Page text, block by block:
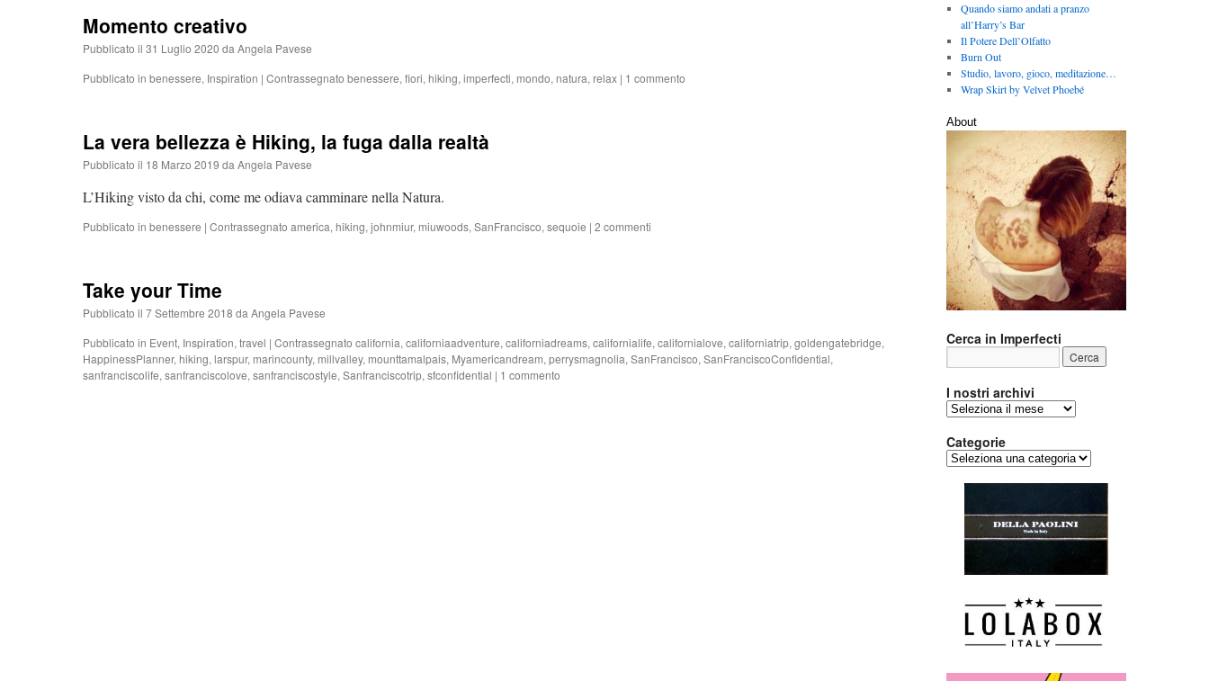
Momento creativo
Pubblicato il 31 Luglio 2020 da Angela Pavese
Pubblicato in benessere, Inspiration | Contrassegnato benessere, fiori, hiking, imperfecti, mondo, natura, relax | 1 commento
La vera bellezza è Hiking, la fuga dalla realtà
Pubblicato il 18 Marzo 2019 da Angela Pavese
L’Hiking visto da chi, come me odiava camminare nella Natura.
Pubblicato in benessere | Contrassegnato america, hiking, johnmiur, miuwoods, SanFrancisco, sequoie | 2 commenti
Take your Time
Pubblicato il 7 Settembre 2018 da Angela Pavese
Pubblicato in Event, Inspiration, travel | Contrassegnato california, californiaadventure, californiadreams, californialife, californialove, californiatrip, goldengatebridge,
HappinessPlanner, hiking, larspur, marincounty, millvalley, mounttamalpais, Myamericandream, perrysmagnolia, SanFrancisco, SanFranciscoConfidential,
sanfranciscolife, sanfranciscolove, sanfranciscostyle, Sanfranciscotrip, sfconfidential | 1 commento
Quando siamo andati a pranzo
all’Harry’s Bar
Il Potere Dell’Olfatto
Burn Out
Studio, lavoro, gioco, meditazione…
Wrap Skirt by Velvet Phoebé
About
Cerca in Imperfecti
I nostri archivi
archivi
Categorie
Categorie